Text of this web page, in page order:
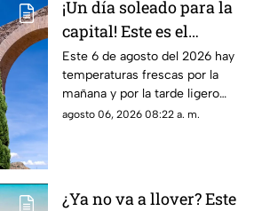
¡Un día soleado para la
capital! Este es el
pronóstico del clima en
Zacatecas HOY jueves 6
de agosto
Este 6 de agosto del 2026 hay
temperaturas frescas por la
mañana y por la tarde ligero
calor; el clima de hoy en
agosto 06, 2026 08:22 a. m.
¿Ya no va a llover? Este